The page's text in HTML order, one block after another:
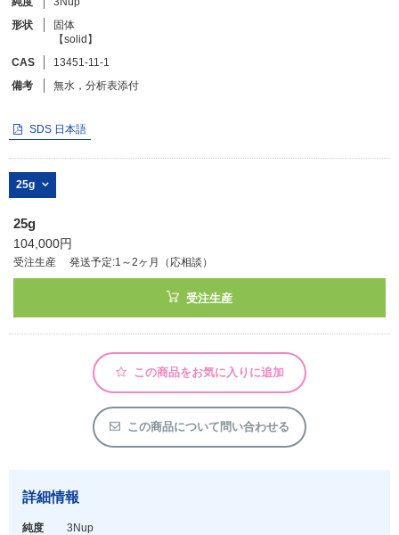
化学式で検索
和名・英名で検索
化合物
アウトレット
化学教材・オリジナルグッズ
形状
固体
【solid】
CAS
13451-11-1
備考
無水，分析表添付
SDS 日本語
25g
25g
104,000円
受注生産 発送予定:1～2ヶ月（応相談）
受注生産
この商品をお気に入りに追加
この商品について問い合わせる
詳細情報
純度
3Nup